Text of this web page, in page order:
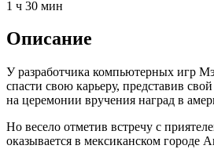
1 ч 30 мин
Описание
У разработчика компьютерных игр
спасти свою карьеру, представив
на церемонии вручения наград в
Но весело отметив встречу с
оказывается в мексиканском городе